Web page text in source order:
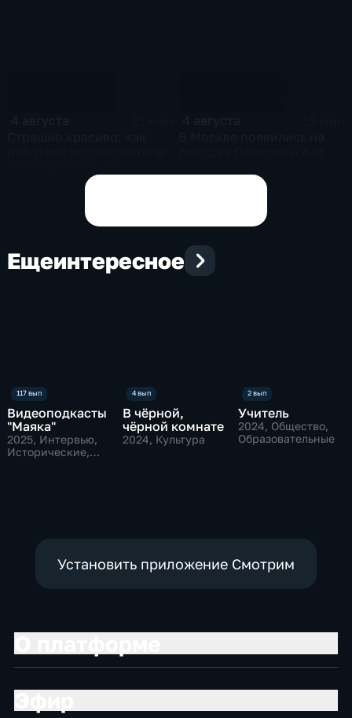
Ещеинтересное
Видеоподкасты
"Маяка"
2025, Интервью,
Исторические,
В чёрной,
чёрной комнате
2024, Культура
Учитель
2024, Общество,
Образовательные
Установить приложение Смотрим